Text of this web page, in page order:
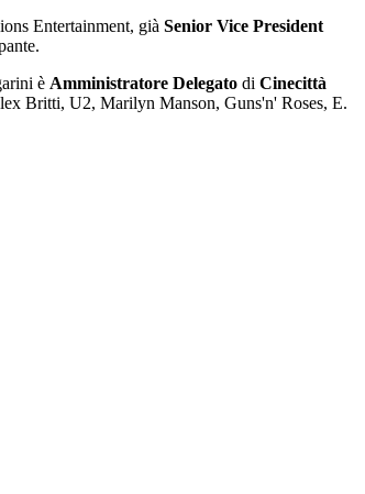
Entertainment, già Senior Vice President
è Amministratore Delegato di Cinecittà
Britti, U2, Marilyn Manson, Guns'n' Roses, E.